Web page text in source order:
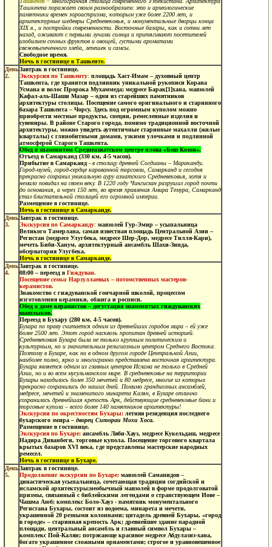
Ташкента поражает своим разнообразием: это и археологические
памятники времен зороастризма, которым уже более 2200 лет, и
архитектурные шедевры Средневековья, и монументальные дворцы конца
XIX в., и постройки современности. Восточные базары, как и сотни лет
назад, оживают с первыми лучами солнца и притягивают посетителей
изобилием сочных фруктов и овощей, густыми ароматами
свежевыпеченного хлеба, лепешек и самсы.
Свободное время.
Ночь в гостинице в Ташкенте.
День
2.
Завтрак в гостинице.
Экскурсия по Ташкенту: площадь Хаст-Имам – духовный центр
Ташкента, где хранится подлинник уникальной рукописи Корана
Усмана и волос Пророка Мухаммеда; медресе Барак[1]хана, мавзолей
Кафал-аль-Шаши Мазар – одни из старейших памятников
архитектуры столицы. Посещение самого оригинального и старинного
базара Ташкента – Чорсу. Здесь под огромным куполом можно
приобрести местные продукты, специи, ремесленные изделия и
сувениры. В районе Старого города, помимо традиционной восточной
архитектуры, можно увидеть аутентичные старинные махалли (жилые
кварталы) с глинобитными домами, узкими улочками и подлинной
атмосферой Старого Ташкента.
Обед в знаменитом Среднеазиатском центре плова «Беш Козон».
Отъезд в Самарканд (330 км, 4-5 часов).
Прибытие в Самарканд - в столицу древней Согдианы – Мараканду.
Город-музей, город-сердце караванной торговли, Самарканд и сегодня
прекрасно сохранил уникальную ауру азиатского Средневековья, хотя и
немало повидал на своем веку. В 1220 году Чингисхан разрушил город почти
до основания, а через 150 лет, во время правления Амира Темура, Самарканд
стал блистательной столицей его огромной империи.
Размещение в гостинице.
Ночь в гостинице в Самарканде.
День
3.
Завтрак в гостинице.
Экскурсия по Самарканду: мавзолей Гур-Эмир – усыпальница
Великого Тамерлана, самая известная площадь Центральной Азии –
Регистан (медресе Улугбека, медресе Шер-Дор, медресе Тилля-Кари),
мечеть Биби-Ханум, архитектурный ансамбль Шахи-Зинда,
обсерватория Улугбека.
Ночь в гостинице в Самарканде.
День
4.
Завтрак в гостинице.
08:00 – переезд в Гиждуван.
Посещениесемьи Нарзуллаевых – потомственных мастеров-
керамистов.
Знакомство с гиждуванской гончарной школой, процессом
изготовления керамики, обжига и росписи.
Обед в доме керамистов – дегустация знаменитых гиждуванских
шашлыков.
Переезд в Бухару (280 км, 4-5 часов).
Бухара по праву считается одним из древнейших городов мира – ей уже
более 2500 лет. Этот город насквозь пропитан древней историей.
Средневековая Бухара была не только крупным политическим и
культурным, но и значительным религиозным центром Среднего Востока.
Поэтому в Бухаре, как ни в одном другом городе Центральной Азии,
наиболее полно, ярко и многогранно представлена восточная архитектура.
Бухара является одним из главных центров Ислама не только в Средней
Азии, но и во всем мусульманском мире. В средневековье на территории
Бухары находилось более 350 мечетей и 80 медресе, многие из которых
прекрасно сохранились до наших дней. Помимо грандиозных ансамблей,
медресе, мечетей и знаменитого минарета Калян, в Бухаре отлично
сохранилась древнейшая крепость Арк, действующие средневековые бани и
торговые купола – всего более 140 памятников архитектуры!
Экскурсии по окрестностям Бухары: летняя резиденция последнего
бухарского эмира – дворец Ситораи Мохи Хоса.
Размещение в гостинице.
Экскурсия по Бухаре: ансамбль Ляби-Хауз, медресе Кукельдаш, медресе
Надира Диванбеги, торговые купола. Посещение торгового квартала
крытых базаров XVI века, где представлены мастерские народных
ремесел.
Ночь в гостинице в Бухаре.
День
5.
Завтрак в гостинице.
Продолжение экскурсии по Бухаре: мавзолей Саманидов –
династическая усыпальница, сочетающая традиции согдийской и
исламской архитектуры;необычный мавзолей в форме продолговатой
призмы, связанный с библейскими легендами о странствующем Иове –
Чашма Аюб; комплекс Боло-Хауз - памятник монументального
Регистана Бухары, состоит из водоема, минарета и мечети,
украшенной 20 резными колоннами; цитадель древней Бухары, «город
в городе» – старинная крепость Арк; древнейшее здание парадной
площади, центральный ансамбль и главный символ Бухары –
комплекс Пой-Калян; потрясающе красивое медресе Абдулазиз-хана,
богато украшенное сложными орнаментами; строгое и уравновешенное